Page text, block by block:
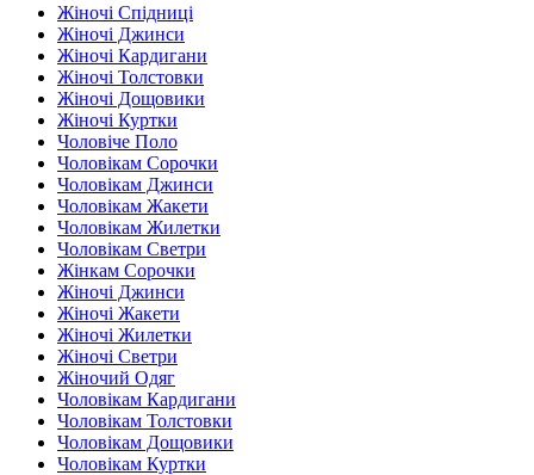
Жіночі Спідниці
Жіночі Джинси
Жіночі Кардигани
Жіночі Толстовки
Жіночі Дощовики
Жіночі Куртки
Чоловіче Поло
Чоловікам Сорочки
Чоловікам Джинси
Чоловікам Жакети
Чоловікам Жилетки
Чоловікам Светри
Жінкам Сорочки
Жіночі Джинси
Жіночі Жакети
Жіночі Жилетки
Жіночі Светри
Жіночий Одяг
Чоловікам Кардигани
Чоловікам Толстовки
Чоловікам Дощовики
Чоловікам Куртки